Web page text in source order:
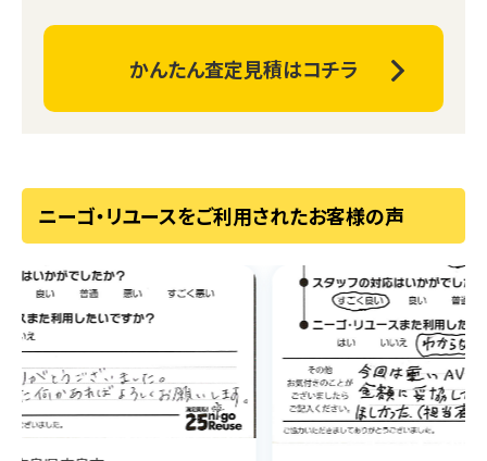
かんたん査定見積はコチラ
ニーゴ・リユースをご利用されたお客様の声